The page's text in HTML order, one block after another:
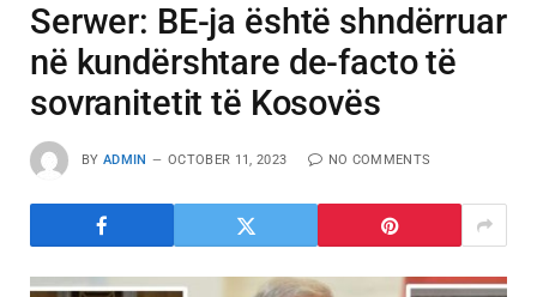
Serwer: BE-ja është shndërruar
në kundërshtare de-facto të
sovranitetit të Kosovës
BY ADMIN OCTOBER 11, 2023 NO COMMENTS